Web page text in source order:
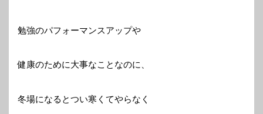
勉強のパフォーマンスアップや
健康のために大事なことなのに、
冬場になるとつい寒くてやらなく